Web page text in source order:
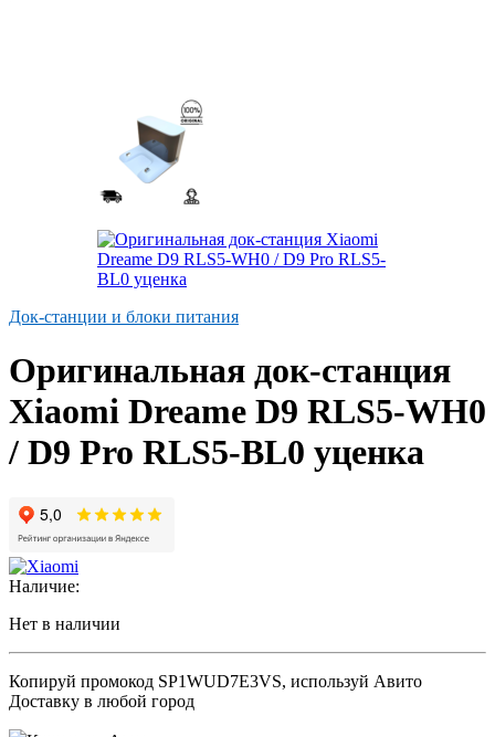
Док-станции и блоки питания
Оригинальная док-станция
Xiaomi Dreame D9 RLS5-WH0
/ D9 Pro RLS5-BL0 уценка
Наличие:
Нет в наличии
Копируй промокод SP1WUD7E3VS, используй Авито
Доставку в любой город